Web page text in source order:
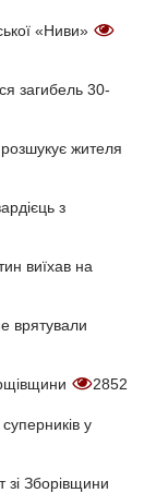
«Ниви»
загибель 30-
жителя
з
виїхав на
врятували
2852
у
Зборівщини